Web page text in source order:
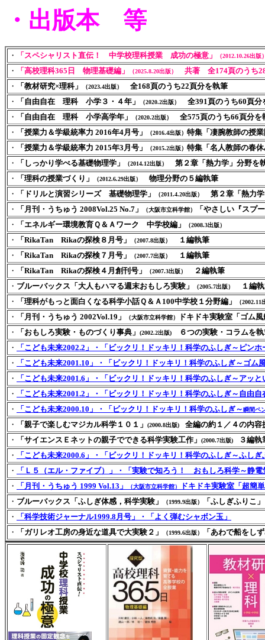
・出版本 等
・ 「スペシャリスト直伝！ 中学校理科授業 成功の極意」 （2012.10.26出版
・ 「高校理科365日 物理基礎編」 （2025.8.20出版）
共著 全174頁のうち
・
「教材研究×理科」 （2023.4出版） 全168頁のうち22頁分を執筆
・
「 自由自在 理科 小学３・４年 」 （2020.2出版） 全391頁のうち60頁分
・
「 自由自在 理科 小学高学年 」 （2020.2出版） 全575頁のうち66頁分を
・
「 授業力＆学級統率力 2016年4月号 」 （2016.4出版） 特集「凄腕教師の授
・
「 授業力＆学級統率力 2015年3月号 」 （2015.2出版） 特集「名人教師の春
・
「しっかり学べる基礎物理学」 （2014.12出版）
第２章「熱力学」分野を
・
「理科の授業づくり」 （2012.6.29出版）
物理分野の５編執筆
・
「ドリルと演習シリーズ 基礎物理学」 （2011.4.20出版）
第２章「熱力
・
「月刊・うちゅう 2008Vol.25 No.7」 （大阪市立科学館）
「やさしい『スプ
・
「エネルギー環境教育Ｑ＆Ａワーク 中学校編」 （2008.3出版）
・ 「RikaTan Rikaの探検８月号」 （2007.8出版）
１編執筆
・
「RikaTan Rikaの探検７月号」 （2007.7出版）
１編執筆
・
「RikaTan Rikaの探検４月創刊号」 （2007.3出版）
２編執筆
・ ブルーバックス「大人もハマる週末おもしろ実験」 （2005.7出版）
１編執
・
「理科がもっと面白くなる科学小話Ｑ＆Ａ100中学校１分野編」 （2002.11
・ 「月刊・うちゅう 2002Vol.19」 （大阪市立科学館）
ドキドキ実験室「ゴム
・
「おもしろ実験・ものづくり事典」 (2002.2出版)
６つの実験・コラムを執
・
「こども未来2002.2」・「ビックリ！ドッキリ！科学のふしぎ～ピン
・
「こども未来2001.10」・「ビックリ！ドッキリ！科学のふしぎ～ゴム
・
「こども未来2001.6」・「ビックリ！ドッキリ！科学のふしぎ～アッ
・
「こども未来2001.2」・「ビックリ！ドッキリ！科学のふしぎ～自由
・
「こども未来2000.10」・「ビックリ！ドッキリ！科学のふしぎ～ 瞬間ペ
・ 「親子で楽しむマジカル科学１０１」 (2000.8出版) 全編の約１／４の内容
・
「サイエンスＥネットの親子でできる科学実験工作」 (2000.7出版)
３編執
・
「こども未来2000.6」・「ビックリ！ドッキリ！科学のふしぎ～ふしぎ
・
「Ｌ５（エル・ファイブ）」・「実験で知ろう！ おもしろ科学～静
・
「月刊・うちゅう 1999 Vol.13」 （大阪市立科学館）
ドキドキ実験室「超簡
・ ブルーバックス「ふしぎ体感，科学実験」 （1999.9出版）
「ふしぎふりこ」
・
「科学技術ジャーナル1999.8月号」・「よく弾むシャボン玉」
・
「ガリレオ工房の身近な道具で大実験２」 （1999.6出版） 「あわで船をし